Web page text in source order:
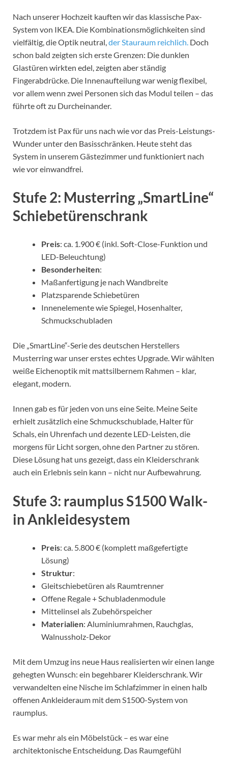
Nach unserer Hochzeit kauften wir das klassische Pax-
System von IKEA. Die Kombinationsmöglichkeiten sind
vielfältig, die Optik neutral,der Stauraum reichlich. Doch
schon bald zeigten sich erste Grenzen: Die dunklen
Glastüren wirkten edel, zeigten aber ständig
Fingerabdrücke. Die Innenaufteilung war wenig flexibel,
vor allem wenn zwei Personen sich das Modul teilen – das
führte oft zu Durcheinander.
Trotzdem ist Pax für uns nach wie vor das Preis-Leistungs-
Wunder unter den Basisschränken. Heute steht das
System in unserem Gästezimmer und funktioniert nach
wie vor einwandfrei.
Stufe 2: Musterring „SmartLine“
Schiebetürenschrank
Preis: ca. 1.900 € (inkl. Soft-Close-Funktion und
LED-Beleuchtung)
Besonderheiten:
Maßanfertigung je nach Wandbreite
Platzsparende Schiebetüren
Innenelemente wie Spiegel, Hosenhalter,
Schmuckschubladen
Die „SmartLine“-Serie des deutschen Herstellers
Musterring war unser erstes echtes Upgrade. Wir wählten
weiße Eichenoptik mit mattsilbernem Rahmen – klar,
elegant, modern.
Innen gab es für jeden von uns eine Seite. Meine Seite
erhielt zusätzlich eine Schmuckschublade, Halter für
Schals, ein Uhrenfach und dezente LED-Leisten, die
morgens für Licht sorgen, ohne den Partner zu stören.
Diese Lösung hat uns gezeigt, dass ein Kleiderschrank
auch ein Erlebnis sein kann – nicht nur Aufbewahrung.
Stufe 3: raumplus S1500 Walk-
in Ankleidesystem
Preis: ca. 5.800 € (komplett maßgefertigte
Lösung)
Struktur:
Gleitschiebetüren als Raumtrenner
Offene Regale + Schubladenmodule
Mittelinsel als Zubehörspeicher
Materialien: Aluminiumrahmen, Rauchglas,
Walnussholz-Dekor
Mit dem Umzug ins neue Haus realisierten wir einen lange
gehegten Wunsch: ein begehbarer Kleiderschrank. Wir
verwandelten eine Nische im Schlafzimmer in einen halb
offenen Ankleideraum mit dem S1500-System von
raumplus.
Es war mehr als ein Möbelstück – es war eine
architektonische Entscheidung. Das Raumgefühl